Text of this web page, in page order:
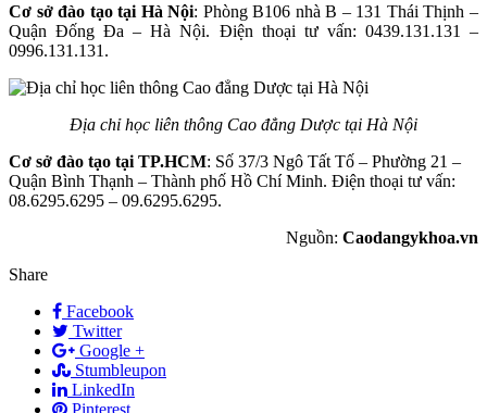
Cơ sở đào tạo tại Hà Nội: Phòng B106 nhà B – 131 Thái Thịnh –
Quận Đống Đa – Hà Nội. Điện thoại tư vấn: 0439.131.131 –
0996.131.131.
Địa chỉ học liên thông Cao đẳng Dược tại Hà Nội
Cơ sở đào tạo tại TP.HCM: Số 37/3 Ngô Tất Tố – Phường 21 –
Quận Bình Thạnh – Thành phố Hồ Chí Minh. Điện thoại tư vấn:
08.6295.6295 – 09.6295.6295.
Nguồn: Caodangykhoa.vn
Share
Facebook
Twitter
Google +
Stumbleupon
LinkedIn
Pinterest